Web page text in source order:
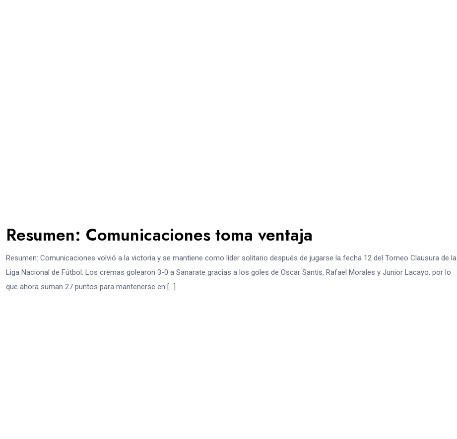
Resumen: Comunicaciones toma ventaja
Resumen: Comunicaciones volvió a la victoria y se mantiene como líder solitario después de jugarse la fecha 12 del Torneo Clausura de la
Liga Nacional de Fútbol. Los cremas golearon 3-0 a Sanarate gracias a los goles de Oscar Santis, Rafael Morales y Junior Lacayo, por lo
que ahora suman 27 puntos para mantenerse en […]